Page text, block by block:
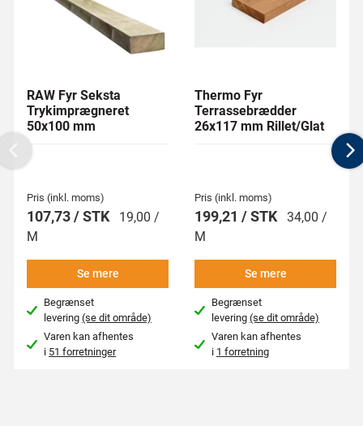
RAW Fyr Seksta
Trykimprægneret
50x100 mm
Pris (inkl. moms)
107,73 / STK
19,00 /
M
Se mere
Begrænset
levering(se dit område)
Varen kan afhentes
i 51 forretninger
Thermo Fyr
Terrassebrædder
26x117 mm Rillet/Glat
Pris (inkl. moms)
199,21 / STK 34,00 /
M
Se mere
Begrænset
levering(se dit område)
Varen kan afhentes
i 1 forretning
Previous